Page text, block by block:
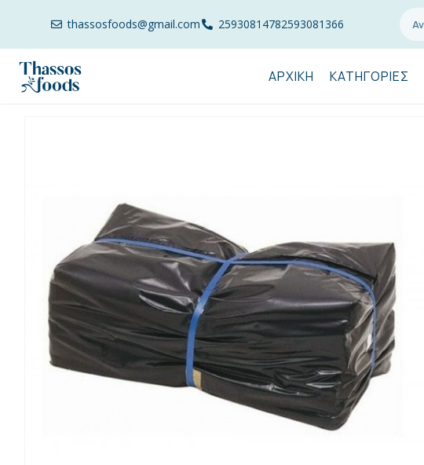
thassosfoods@gmail.com 25930814782593081366
ΑΡΧΙΚΉ ΚΑΤΗΓΟΡΊΕΣ